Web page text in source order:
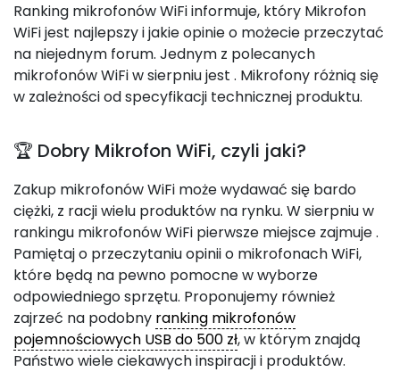
Ranking mikrofonów WiFi informuje, który Mikrofon
WiFi jest najlepszy i jakie opinie o możecie przeczytać
na niejednym forum. Jednym z polecanych
mikrofonów WiFi w sierpniu jest . Mikrofony różnią się
w zależności od specyfikacji technicznej produktu.
🏆 Dobry Mikrofon WiFi, czyli jaki?
Zakup mikrofonów WiFi może wydawać się bardo
ciężki, z racji wielu produktów na rynku. W sierpniu w
rankingu mikrofonów WiFi pierwsze miejsce zajmuje.
Pamiętaj o przeczytaniu opinii o mikrofonach WiFi,
które będą na pewno pomocne w wyborze
odpowiedniego sprzętu. Proponujemy również
zajrzeć na podobny ranking mikrofonów
pojemnościowych USB do 500 zł, w którym znajdą
Państwo wiele ciekawych inspiracji i produktów.